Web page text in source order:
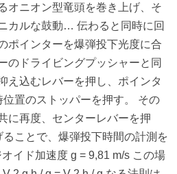
オニオン型竜頭を巻き上げ、そ
カルな鼓動… 伝わると同時に回
ポインターを爆弾投下光度に合
のドライビングプッシャーと同
え込むレバーを押し、ポインタ
置のストッパーを押す。 その
に再度、センターレバーを押
ことで、爆弾投下時間の計測を
イド加速度 g = 9,81 m/s この場